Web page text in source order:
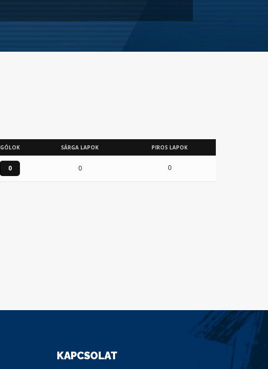
GÓLOK SÁRGA LAPOK PIROS LAPOK
0 0 0
KAPCSOLAT